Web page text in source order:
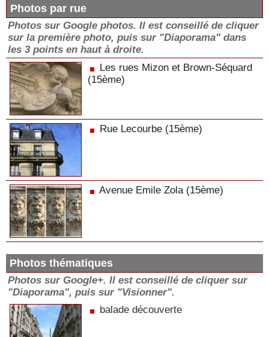
Photos par rue
Photos sur Google photos. Il est conseillé de cliquer
sur la première photo, puis sur "Diaporama" dans
les 3 points en haut à droite.
Les rues Mizon et Brown-Séquard
(15ème)
Rue Lecourbe (15ème)
Avenue Emile Zola (15ème)
Photos thématiques
Photos sur Google+. Il est conseillé de cliquer sur
"Diaporama", puis sur "Visionner".
balade découverte